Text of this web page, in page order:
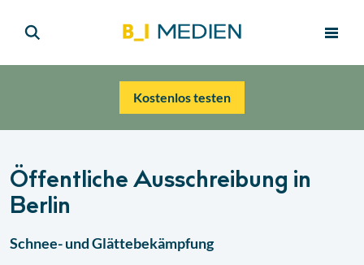
Kostenlos testen
Öffentliche Ausschreibung in
Berlin
Schnee- und Glättebekämpfung